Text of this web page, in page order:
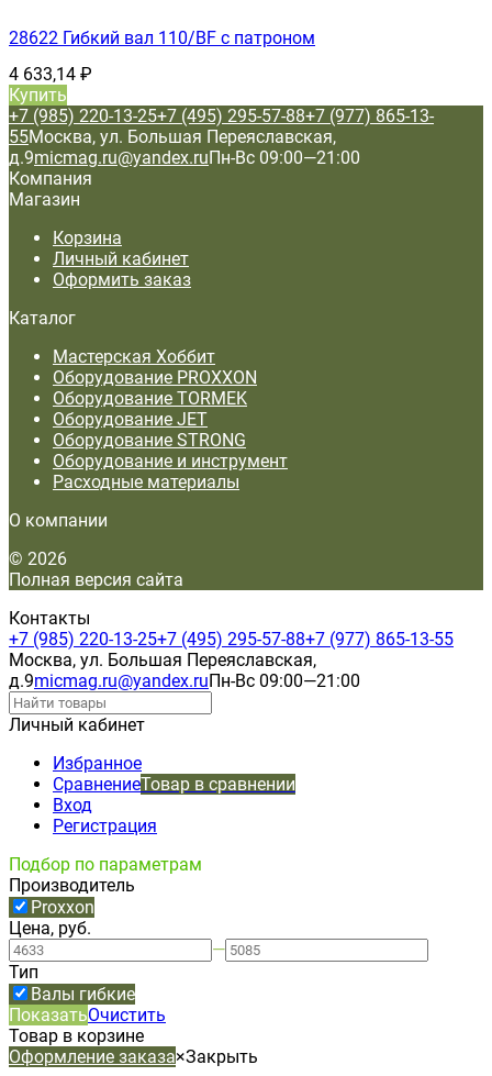
28622 Гибкий вал 110/BF с патроном
4 633,14 ₽
Купить
+7 (985) 220-13-25+7 (495) 295-57-88+7 (977) 865-13-
55Москва, ул. Большая Переяславская,
д.9micmag.ru@yandex.ruПн-Вс 09:00—21:00
Компания
Магазин
Корзина
Личный кабинет
Оформить заказ
Каталог
Мастерская Хоббит
Оборудование PROXXON
Оборудование TORMEK
Оборудование JET
Оборудование STRONG
Оборудование и инструмент
Расходные материалы
О компании
© 2026
Полная версия сайта
Контакты
+7 (985) 220-13-25+7 (495) 295-57-88+7 (977) 865-13-55
Москва, ул. Большая Переяславская,
д.9micmag.ru@yandex.ruПн-Вс 09:00—21:00
Личный кабинет
Избранное
СравнениеТовар в сравнении
Вход
Регистрация
Подбор по параметрам
Производитель
Proxxon
Цена, руб.
—
Тип
Валы гибкие
ПоказатьОчистить
Товар в корзине
Оформление заказа×Закрыть